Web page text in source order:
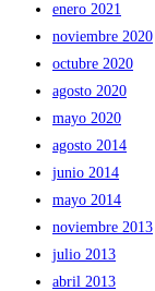
enero 2021
noviembre 2020
octubre 2020
agosto 2020
mayo 2020
agosto 2014
junio 2014
mayo 2014
noviembre 2013
julio 2013
abril 2013